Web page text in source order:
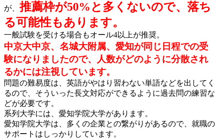
が、 推薦枠が50%と多くないので、落ち
る可能性もあります。
一般試験を受ける場合もオール4以上が推奨。
中京大中京、名城大附属、愛知が同じ日程での受
験になりましたので、人数がどのように分散され
るかには注視しています。
問題の難易度は、英語がやはり習わない単語などを出してく
るので、そういった長文対応ができるように過去問の練習な
どが必要です。
系列大学には、愛知学院大学があります。
愛知学院大学は、多くの企業との繋がりがあるので、就職の
サポートはしっかりしています。